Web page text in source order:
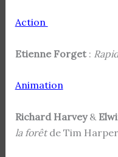
Action
Etienne Forget:
Animation
Richard Harvey&
la forêtde Tim Harper